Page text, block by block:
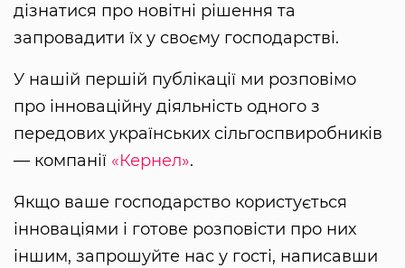
дізнатися про новітні рішення та
запровадити їх у своєму господарстві.
У нашій першій публікації ми розповімо
про інноваційну діяльність одного з
передових українських сільгоспвиробників
— компанії «Кернел».
Якщо ваше господарство користується
інноваціями і готове розповісти про них
іншим, запрошуйте нас у гості, написавши